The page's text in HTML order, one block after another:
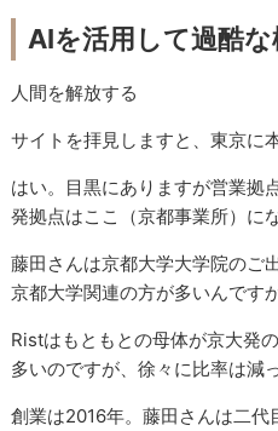
AIを活用して過酷
人間を解放する
サイトを拝見しますと、東京に
はい。目黒にありますが営業拠
発拠点はここ（京都事業所）に
藤田さんは京都大学大学院のご
京都大学関連の方が多いんですか
Ristはもともとの母体が京大発
多いのですが、徐々に比率は減
創業は2016年。藤田さんは二代